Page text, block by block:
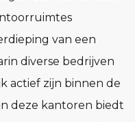
van een
diverse bedrijven
actief zijn binnen de
deze kantoren biedt